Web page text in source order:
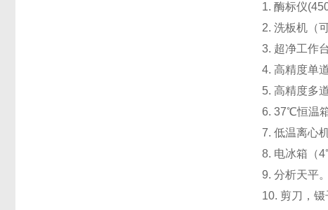
1. 酶标仪
2. 洗板机（
3. 超净工作
4. 高精度单
5. 高精度多
6. 37℃恒温箱
7. 低温离心机
8. 电冰箱（
9. 分析天平。
10. 剪刀，镊